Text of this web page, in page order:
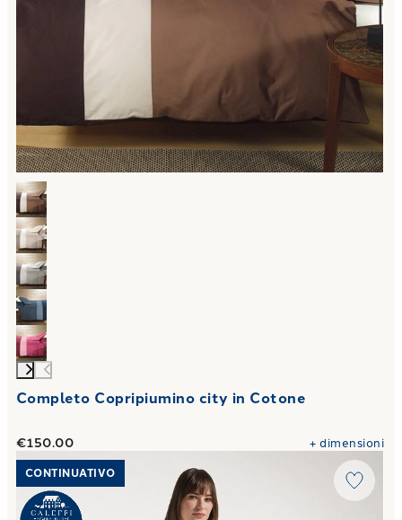
Completo Copripiumino city in Cotone
€150.00 +dimensioni
Link to "Accappatoio con Cappuccio Atelier 320 gr/mq
CONTINUATIVO